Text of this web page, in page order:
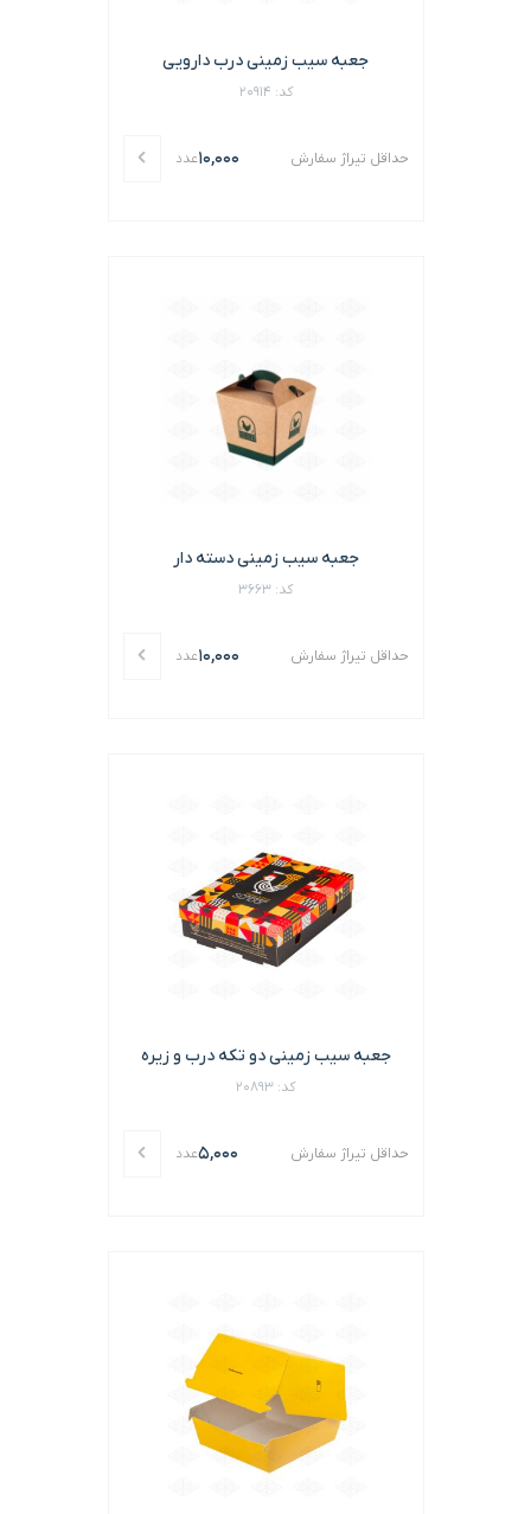
جعبه سیب زمینی درب دارویی
کد: 20914
حداقل تیراژ سفارش 10,000عدد
جعبه سیب زمینی دسته دار
کد: 3663
حداقل تیراژ سفارش 10,000عدد
جعبه سیب زمینی دو تکه درب و زیره
کد: 20893
حداقل تیراژ سفارش 5,000عدد